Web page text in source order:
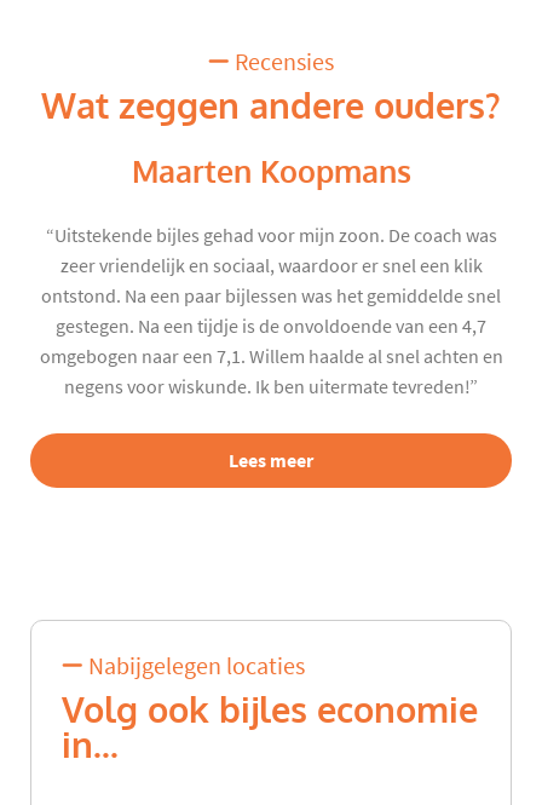
Recensies
Wat zeggen andere ouders?
Maarten Koopmans
“Uitstekende bijles gehad voor mijn zoon. De coach was
zeer vriendelijk en sociaal, waardoor er snel een klik
ontstond. Na een paar bijlessen was het gemiddelde snel
gestegen. Na een tijdje is de onvoldoende van een 4,7
omgebogen naar een 7,1. Willem haalde al snel achten en
negens voor wiskunde. Ik ben uitermate tevreden!”
Lees meer
Nabijgelegen locaties
Volg ook bijles economie
in...